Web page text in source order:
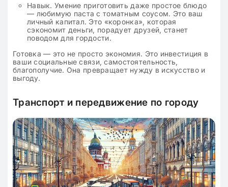
Навык. Умение приготовить даже простое блюдо
— любимую паста с томатным соусом. Это ваш
личный капитал. Это «коронка», которая
сэкономит деньги, порадует друзей, станет
поводом для гордости.
Готовка — это не просто экономия. Это инвестиция в
ваши социальные связи, самостоятельность,
благополучие. Она превращает нужду в искусство и
выгоду.
Транспорт и передвижение по городу